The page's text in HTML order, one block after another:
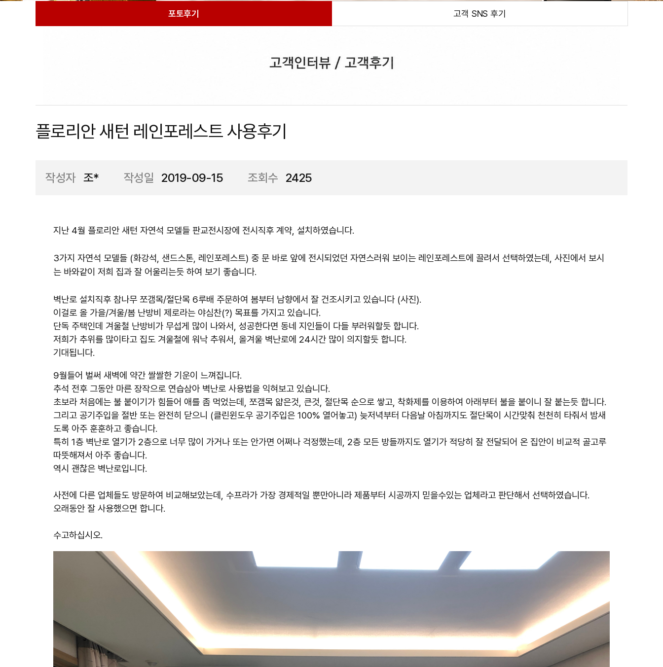
포토후기 고객 SNS 후기
플로리안 새턴 레인포레스트 사용후기
작성자 조* 작성일 2019-09-15 조회수 2425
지난 4월 플로리안 새턴 자연석 모델들 판교전시장에 전시직후 계약, 설치하였습니다.
3가지 자연석 모델들 (화강석, 샌드스톤, 레인포레스트) 중 문 바로 앞에 전시되었던 자연스러워 보이는 레인포레스트에 끌려서 선택하였는데, 사진에서 보시
는 바와같이 저희 집과 잘 어울리는듯 하여 보기 좋습니다.
벽난로 설치직후 참나무 쪼갬목/절단목 6루배 주문하여 봄부터 남향에서 잘 건조시키고 있습니다 (사진).
이걸로 올 가을/겨울/봄 난방비 제로라는 야심찬(?) 목표를 가지고 있습니다.
단독 주택인데 겨울철 난방비가 무섭게 많이 나와서, 성공한다면 동네 지인들이 다들 부러워할듯 합니다.
저희가 추위를 많이타고 집도 겨울철에 워낙 추워서, 올겨울 벽난로에 24시간 많이 의지할듯 합니다.
기대됩니다.
9월들어 벌써 새벽에 약간 쌀쌀한 기운이 느껴집니다.
추석 전후 그동안 마른 장작으로 연습삼아 벽난로 사용법을 익혀보고 있습니다.
초보라 처음에는 불 붙이기가 힘들어 애를 좀 먹었는데, 쪼갬목 얇은것, 큰것, 절단목 순으로 쌓고, 착화제를 이용하여 아래부터 불을 붙이니 잘 붙는듯 합니다.
그리고 공기주입을 절반 또는 완전히 닫으니 (클린윈도우 공기주입은 100% 열어놓고) 늦저녁부터 다음날 아침까지도 절단목이 시간맞춰 천천히 타줘서 밤새
도록 아주 훈훈하고 좋습니다.
특히 1층 벽난로 열기가 2층으로 너무 많이 가거나 또는 안가면 어쩌나 걱정했는데, 2층 모든 방들까지도 열기가 적당히 잘 전달되어 온 집안이 비교적 골고루
따뜻해져서 아주 좋습니다.
역시 괜찮은 벽난로입니다.
사전에 다른 업체들도 방문하여 비교해보았는데, 수프라가 가장 경제적일 뿐만아니라 제품부터 시공까지 믿을수있는 업체라고 판단해서 선택하였습니다.
오래동안 잘 사용했으면 합니다.
수고하십시오.